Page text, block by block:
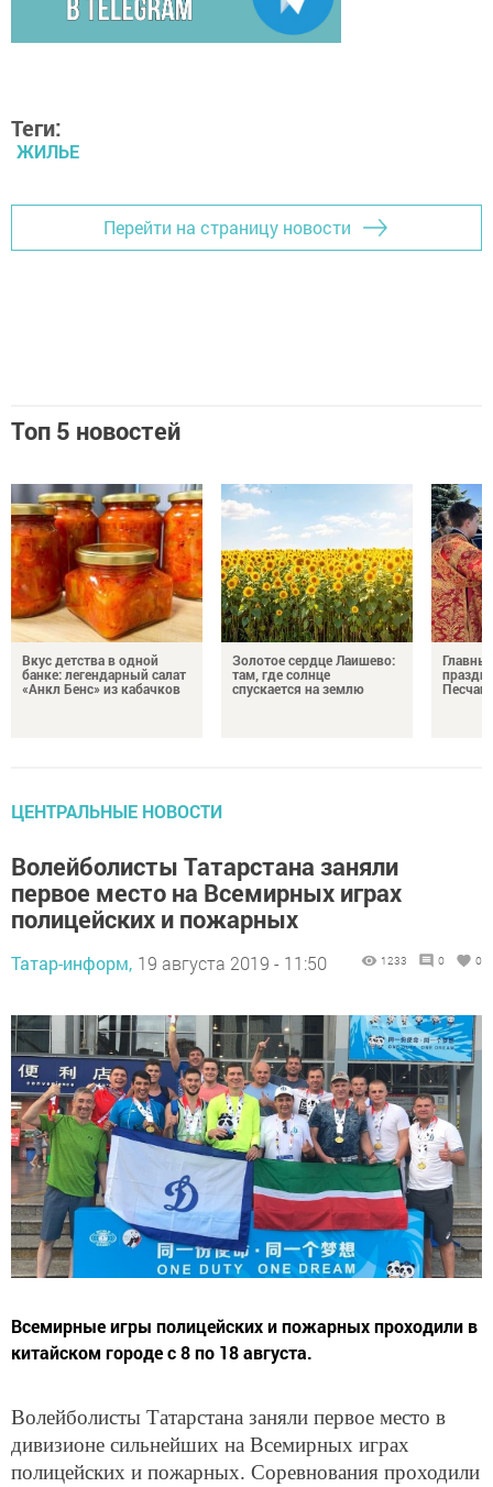
Теги:
ЖИЛЬЕ
Перейти на страницу новости
Топ 5 новостей
Вкус детства в одной
банке: легендарный салат
«Анкл Бенс» из кабачков
Золотое сердце Лаишево:
там, где солнце
спускается на землю
ЦЕНТРАЛЬНЫЕ НОВОСТИ
Волейболисты Татарстана заняли
первое место на Всемирных играх
полицейских и пожарных
Татар-информ, 19 августа 2019 - 11:50 1233 0 0
Всемирные игры полицейских и пожарных проходили в
китайском городе с 8 по 18 августа.
Волейболисты Татарстана заняли первое место в
дивизионе сильнейших на Всемирных играх
полицейских и пожарных. Соревнования проходили